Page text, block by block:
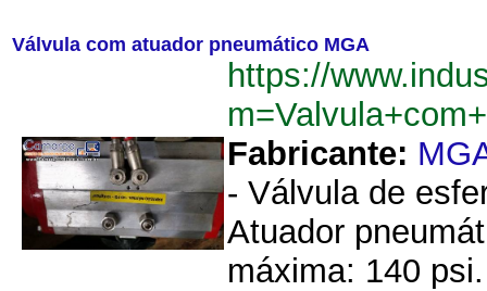
Válvula com atuador pneumático MGA
https://
Fabricante:
- Válvula de
Atuador
máxima: 140